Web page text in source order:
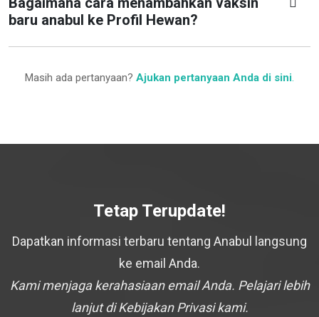
baru anabul ke Profil Hewan?
Masih ada pertanyaan? Ajukan pertanyaan Anda di sini.
Tetap Terupdate!
Dapatkan informasi terbaru tentang Anabul langsung
ke email Anda.
Kami menjaga kerahasiaan email Anda. Pelajari lebih
lanjut di Kebijakan Privasi kami.